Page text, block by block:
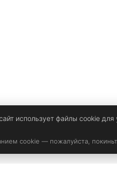
использует файлы cookie
cookie — пожалуйста,